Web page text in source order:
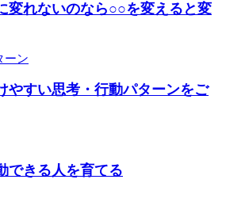
変れないのなら○○を変えると変
やすい思考・行動パターンをご
できる人を育てる